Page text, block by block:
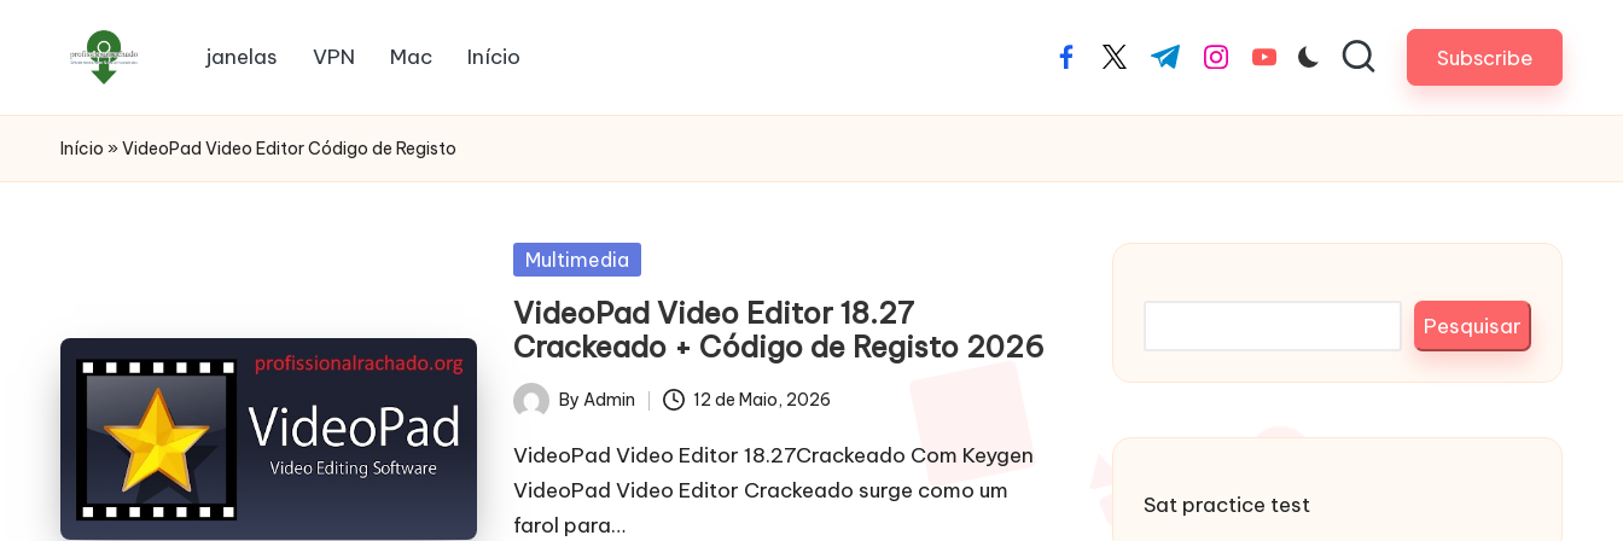
janelas VPN Mac Início facebook.com
twitter.com
t.me instagram.com
youtube.com Subscribe
Início » VideoPad Video Editor Código de Registo
Posted
Multimedia
VideoPad Video Editor 18.27
Crackeado + Código de Registo 2026
Posted
by
By Admin 12 de Maio, 2026
VideoPad Video Editor 18.27Crackeado Com Keygen
VideoPad Video Editor Crackeado surge como um
farol para…
Pesquisar
Pesquisar
Sat practice test